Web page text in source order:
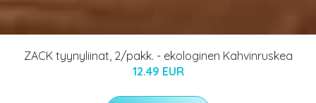
ZACK tyynyliinat, 2/pakk. - ekologinen Kahvinruskea
12.49 EUR